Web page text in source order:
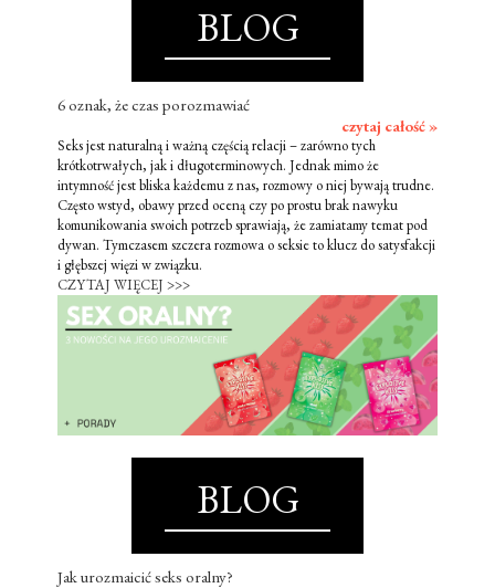
BLOG
6 oznak, że czas porozmawiać
czytaj całość »
Seks jest naturalną i ważną częścią relacji – zarówno tych
krótkotrwałych, jak i długoterminowych. Jednak mimo że
intymność jest bliska każdemu z nas, rozmowy o niej bywają trudne.
Często wstyd, obawy przed oceną czy po prostu brak nawyku
komunikowania swoich potrzeb sprawiają, że zamiatamy temat pod
dywan. Tymczasem szczera rozmowa o seksie to klucz do satysfakcji
i głębszej więzi w związku.
CZYTAJ WIĘCEJ >>>
BLOG
Jak urozmaicić seks oralny?